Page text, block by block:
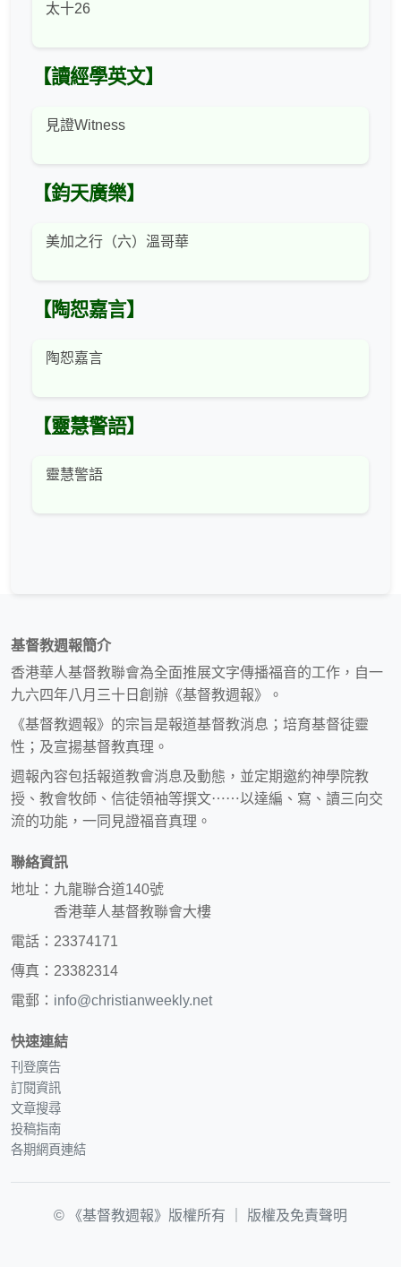
太十26
【讀經學英文】
見證Witness
【鈞天廣樂】
美加之行（六）溫哥華
【陶恕嘉言】
陶恕嘉言
【靈慧警語】
靈慧警語
基督教週報簡介
香港華人基督教聯會為全面推展文字傳播福音的工作，自一
九六四年八月三十日創辦《基督教週報》。
《基督教週報》的宗旨是報道基督教消息；培育基督徒靈
性；及宣揚基督教真理。
週報內容包括報道教會消息及動態，並定期邀約神學院教
授、教會牧師、信徒領袖等撰文⋯⋯以達編、寫、讀三向交
流的功能，一同見證福音真理。
聯絡資訊
地址：九龍聯合道140號
香港華人基督教聯會大樓
電話：23374171
傳真：23382314
電郵： info@christianweekly.net
快速連結
刊登廣告
訂閱資訊
文章搜尋
投稿指南
各期網頁連結
© 《基督教週報》版權所有 ｜ 版權及免責聲明